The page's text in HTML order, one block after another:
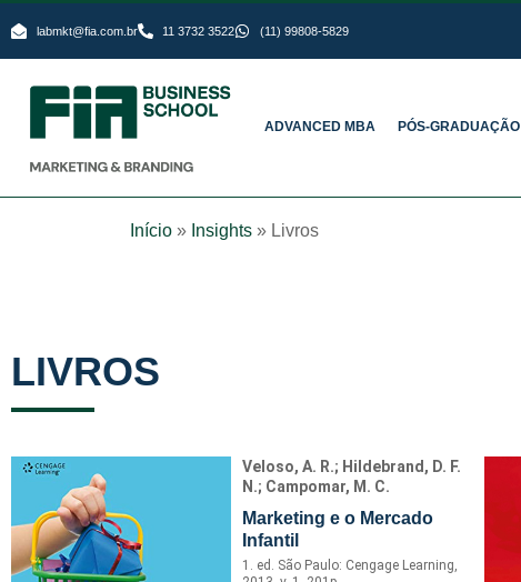
labmkt@fia.com.br 11 3732 3522 (11) 99808-5829
ADVANCED MBA PÓS-GRADUAÇÃO
Início » Insights » Livros
LIVROS
Veloso, A. R.; Hildebrand, D. F.
N.; Campomar, M. C.
Marketing e o Mercado
Infantil
1. ed. São Paulo: Cengage Learning,